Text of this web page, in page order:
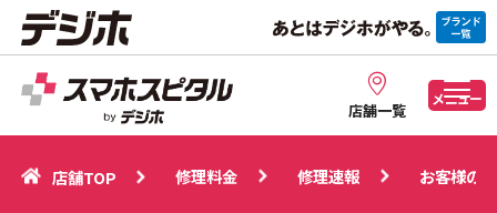
店舗一覧
メニュー
店舗TOP 修理速報 お客様の声
店舗TOP 修理料金 修理速報 お客様の声